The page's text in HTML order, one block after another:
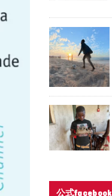
公式facebook